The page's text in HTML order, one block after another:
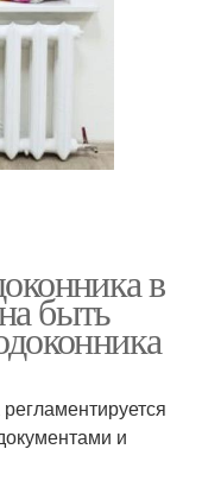
в
быть
и